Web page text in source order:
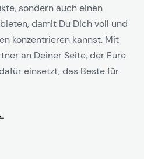
sondern auch einen
damit Du Dich voll und
konzentrieren kannst. Mit
an Deiner Seite, der Eure
einsetzt, das Beste für